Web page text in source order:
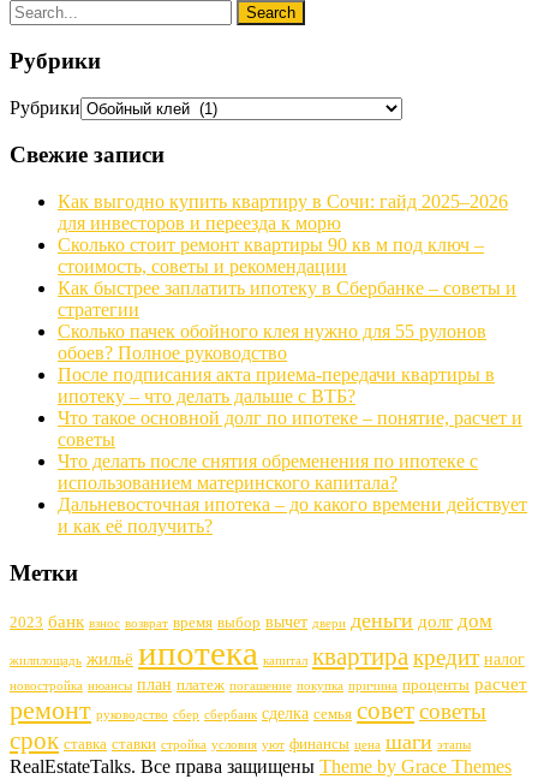
Рубрики
Рубрики
Свежие записи
Как выгодно купить квартиру в Сочи: гайд 2025–2026
для инвесторов и переезда к морю
Сколько стоит ремонт квартиры 90 кв м под ключ –
стоимость, советы и рекомендации
Как быстрее заплатить ипотеку в Сбербанке – советы и
стратегии
Сколько пачек обойного клея нужно для 55 рулонов
обоев? Полное руководство
После подписания акта приема-передачи квартиры в
ипотеку – что делать дальше с ВТБ?
Что такое основной долг по ипотеке – понятие, расчет и
советы
Что делать после снятия обременения по ипотеке с
использованием материнского капитала?
Дальневосточная ипотека – до какого времени действует
и как её получить?
Метки
2023 банк взнос возврат время выбор вычет двери деньги долг дом
жилплощадь жильё ипотека капитал квартиракредит налог
новостройка нюансы план платеж погашение покупка причина проценты расчет
ремонт руководство сбер сбербанк сделка семья советсоветы
срок ставка ставки стройка условия уют финансы цена шаги этапы
RealEstateTalks. Все права защищены Theme by Grace Themes